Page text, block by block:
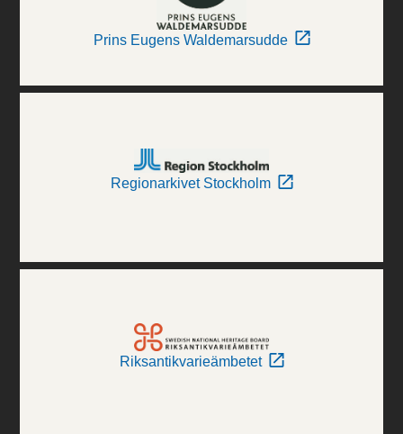
Prins Eugens Waldemarsudde
Regionarkivet Stockholm
Riksantikvarieämbetet